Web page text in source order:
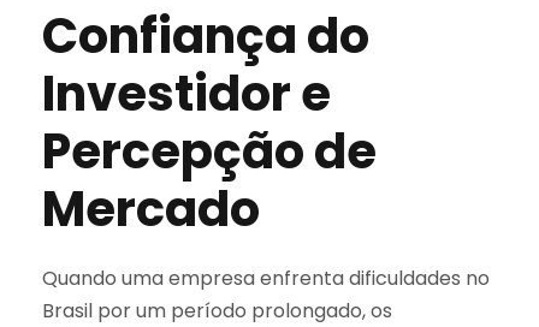
Confiança do
Investidor e
Percepção de
Mercado
Quando uma empresa enfrenta dificuldades no
Brasil por um período prolongado, os